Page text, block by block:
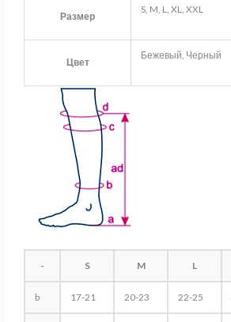
Размер
S, M, L, XL, XXL
Цвет
Бежевый, Черный
- S M L
b 17-21 20-23 22-25